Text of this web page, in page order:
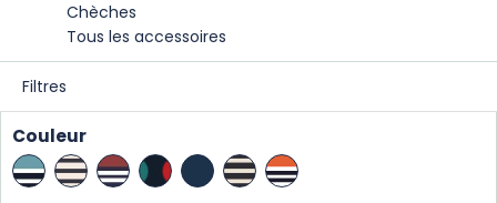
Chèches
Tous les accessoires
Filtres
Couleur
PAR :
Il y a 5 produits.Affichage 1-5 de 5 article(s)